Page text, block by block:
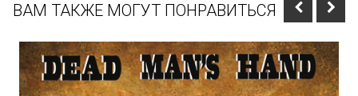
ВАМ ТАКЖЕ МОГУТ ПОНРАВИТЬСЯ